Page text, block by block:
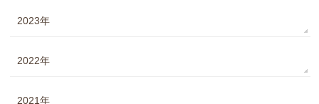
2023年
2022年
2021年